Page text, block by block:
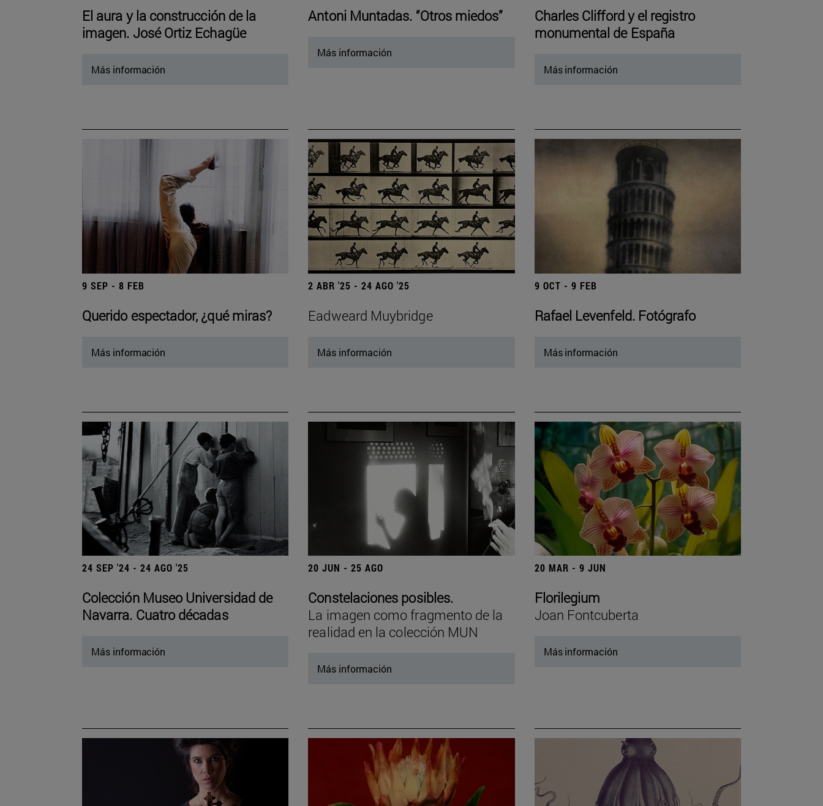
El aura y la construcción de la
imagen. José Ortiz Echagüe
Más información
Antoni Muntadas. “Otros miedos”
Más información
Charles Clifford y el registro
monumental de España
Más información
9 SEP - 8 FEB
Querido espectador, ¿qué miras?
Más información
2 ABR '25 - 24 AGO '25
Eadweard Muybridge
Más información
9 OCT - 9 FEB
Rafael Levenfeld. Fotógrafo
Más información
24 SEP '24 - 24 AGO '25
Colección Museo Universidad de
Navarra. Cuatro décadas
Más información
20 JUN - 25 AGO
Constelaciones posibles.
La imagen como fragmento de la
realidad en la colección MUN
Más información
20 MAR - 9 JUN
Florilegium
Joan Fontcuberta
Más información